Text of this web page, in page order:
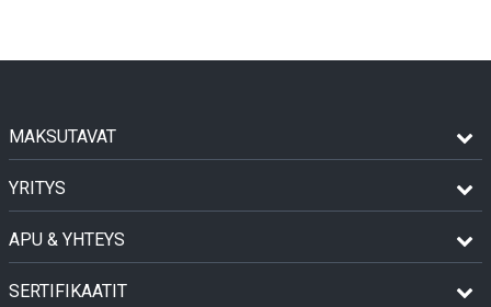
MAKSUTAVAT
YRITYS
APU & YHTEYS
SERTIFIKAATIT